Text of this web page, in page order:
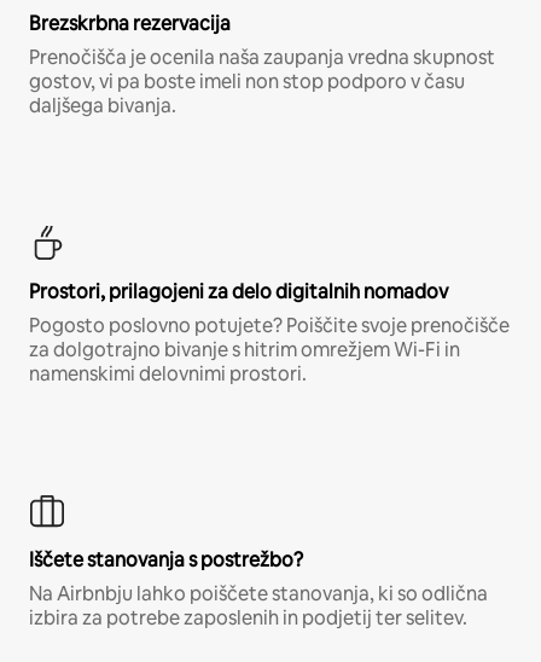
Brezskrbna rezervacija
Prenočišča je ocenila naša zaupanja vredna skupnost
gostov, vi pa boste imeli non stop podporo v času
daljšega bivanja.
Prostori, prilagojeni za delo digitalnih nomadov
Pogosto poslovno potujete? Poiščite svoje prenočišče
za dolgotrajno bivanje s hitrim omrežjem Wi-Fi in
namenskimi delovnimi prostori.
Iščete stanovanja s postrežbo?
Na Airbnbju lahko poiščete stanovanja, ki so odlična
izbira za potrebe zaposlenih in podjetij ter selitev.